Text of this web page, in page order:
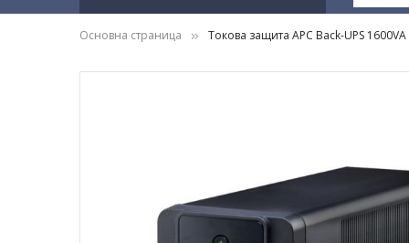
Основна страница Токова защита APC Back-UPS 1600VA